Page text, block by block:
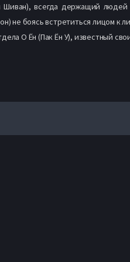
всегда держащий людей
не боясь встретиться лицом к
О Ён (Пак Ён У), известный